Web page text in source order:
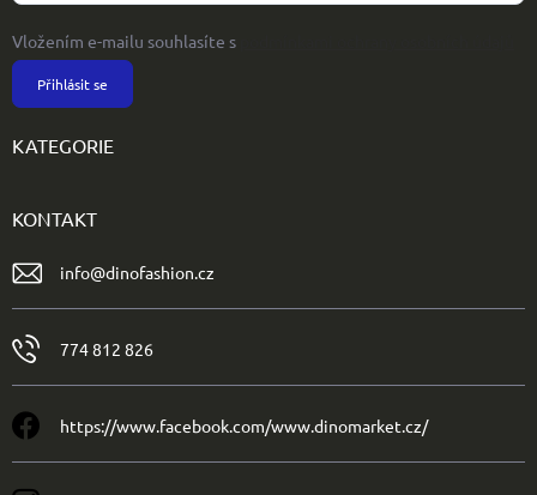
Vložením e-mailu souhlasíte s
Přihlásit se
KATEGORIE
KONTAKT
info@dinofashion.cz
774 812 826
https://www.facebook.com/www.dinomarket.cz/